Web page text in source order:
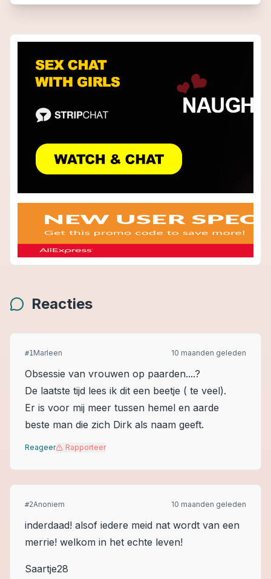
Reacties
#1Marleen 10 maanden geleden
Obsessie van vrouwen op paarden....?
De laatste tijd lees ik dit een beetje ( te veel).
Er is voor mij meer tussen hemel en aarde
beste man die zich Dirk als naam geeft.
Reageer Rapporteer
#2Anoniem 10 maanden geleden
inderdaad! alsof iedere meid nat wordt van een
merrie! welkom in het echte leven!
Saartje28